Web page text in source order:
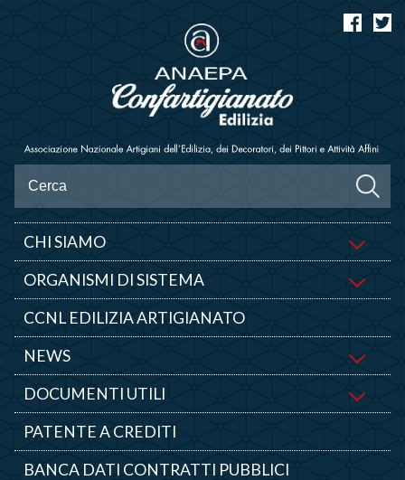
CHI SIAMO
ORGANISMI DI SISTEMA
CCNL EDILIZIA ARTIGIANATO
NEWS
DOCUMENTI UTILI
PATENTE A CREDITI
BANCA DATI CONTRATTI PUBBLICI